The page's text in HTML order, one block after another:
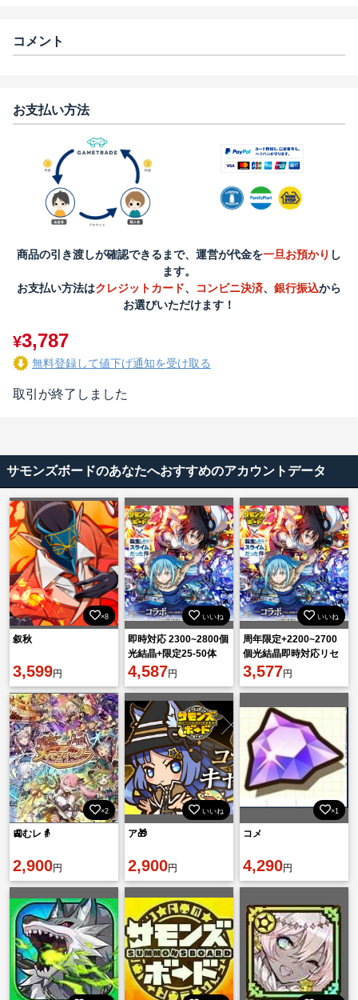
コメント
お支払い方法
商品の引き渡しが確認できるまで、運営が代金を一旦お預かり し
ます。
お支払い方法はクレジットカード、 コンビニ決済、 銀行振込から
お選びいただけます！
¥3,787
無料登録して値下げ通知を受け取る
取引が終了しました
サモンズボードのあなたへおすすめのアカウントデータ
×8
叙秋
3,599円
いいね
即時対応 2300~2800個
光結晶+限定25-50体
（ランダム）初期垢
4,587円
いいね
周年限定+2200~2700
個光結晶即時対応リセ
マラ垢 IOS/Android
3,577円
×2
🚉むレ👵
2,900円
いいね
ア🎁
2,900円
×1
コメ
4,290円